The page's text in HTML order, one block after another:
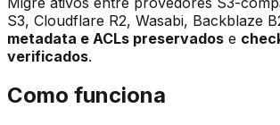
S3, Cloudflare R2, Wasabi, Backblaze
metadata e ACLs preservados e
verificados.
Como funciona